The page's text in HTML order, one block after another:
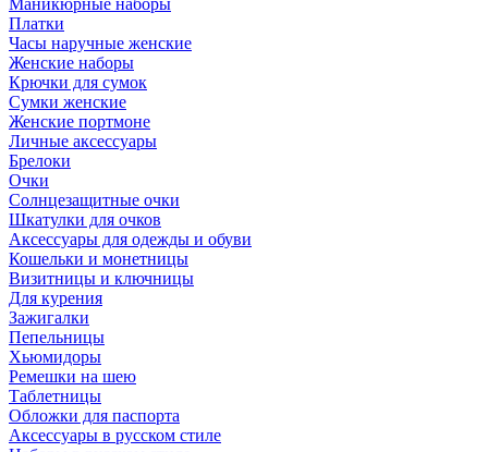
Маникюрные наборы
Платки
Часы наручные женские
Женские наборы
Крючки для сумок
Сумки женские
Женские портмоне
Личные аксессуары
Брелоки
Очки
Солнцезащитные очки
Шкатулки для очков
Аксессуары для одежды и обуви
Кошельки и монетницы
Визитницы и ключницы
Для курения
Зажигалки
Пепельницы
Хьюмидоры
Ремешки на шею
Таблетницы
Обложки для паспорта
Аксессуары в русском стиле